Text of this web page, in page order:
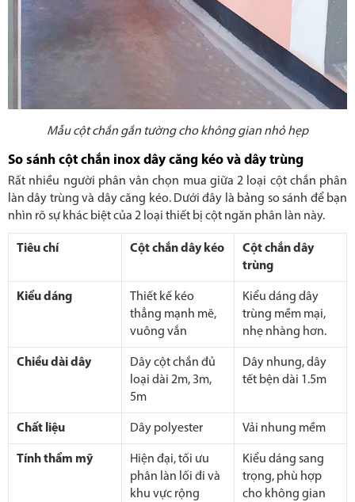
Mẫu cột chắn gắn tường cho không gian nhỏ hẹp
So sánh cột chắn inox dây căng kéo và dây trùng
Rất nhiều người phân vân chọn mua giữa 2 loại cột chắn phân
làn dây trùng và dây căng kéo. Dưới đây là bảng so sánh để bạn
nhìn rõ sự khác biệt của 2 loại thiết bị cột ngăn phân làn này.
Tiêu chí Cột chắn dây kéo
Cột chắn dây
trùng
Kiểu dáng
Thiết kế kéo
thẳng mạnh mẽ,
vuông vắn
Kiểu dáng dây
trùng mềm mại,
nhẹ nhàng hơn.
Chiều dài dây
Dây cột chắn đủ
loại dài 2m, 3m,
5m
Dây nhung, dây
tết bện dài 1.5m
Chất liệu Dây polyester Vải nhung mềm
Tính thẩm mỹ
Hiện đại, tối ưu
phân làn lối đi và
khu vực rộng
Kiểu dáng sang
trọng, phù hợp
cho không gian